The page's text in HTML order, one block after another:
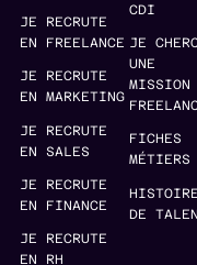
JE RECRUTE
EN FREELANCE
JE RECRUTE
EN MARKETING
JE RECRUTE
EN SALES
JE RECRUTE
EN FINANCE
JE RECRUTE
EN RH
CDI
JE
UNE
MISSION
FICHES
MÉTIERS
HISTOIRE
DE